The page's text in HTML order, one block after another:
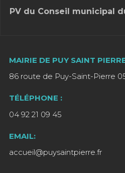
PV du Conseil municipal
MAIRIE DE PUY SAINT
86 route de Puy-Saint-Pierre
TÉLÉPHONE :
04 92 21 09 45
EMAIL:
accueil@puysaintpierre.fr